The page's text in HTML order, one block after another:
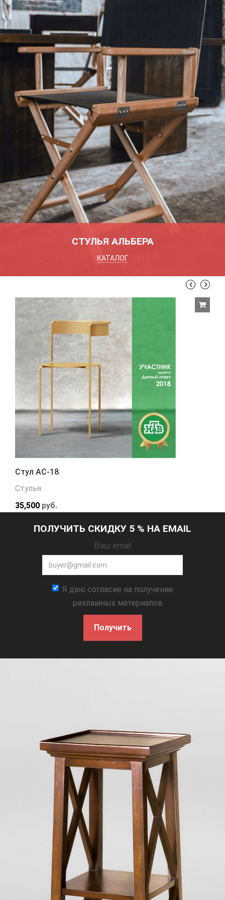
СТУЛЬЯ АЛЬБЕРА
КАТАЛОГ
Стул АС-18
Стулья
35,500 руб.
ПОЛУЧИТЬ СКИДКУ 5 % НА EMAIL
Ваш email
Я даю согласие на получение
рекламных материалов
Получить